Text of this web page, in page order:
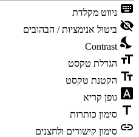
keyboard ניווט מקלדת
visibility_off ביטול אנימציות / הבהובים
nights_stay
Contrast
format_size הגדלת טקסט
text_fields הקטנת טקסט
font_download גופן קריא
title סימון כותרות
link סימון קישורים ולחצנים